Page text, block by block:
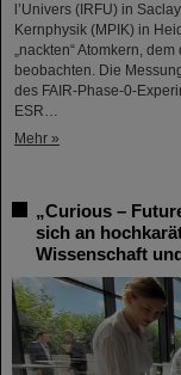
l’Univers (IRFU) in
Kernphysik (MPIK) in
„nackten“ Atomkern,
beobachten. Die
des FAIR-Phase-0-
ESR…
Mehr »
„Curious –
sich an
Wissenschaft